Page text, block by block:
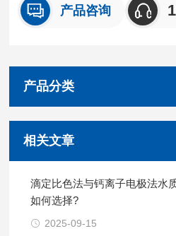
产品咨询
产品分类
相关文章
滴定比色法与钙离子电极法水
如何选择?
2025-09-15